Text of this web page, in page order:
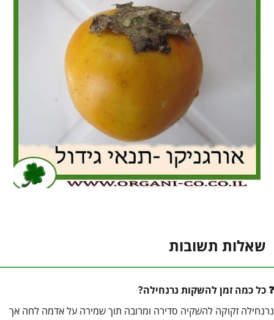
שאלות תשובות
כל כמה זמן להשקות נרנחילה?
נרנחילה זקוקה להשקיה סדירה ומרובה תוך שמירה על אדמה לחה אך